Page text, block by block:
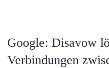
Google: Disavow
Verbindungen